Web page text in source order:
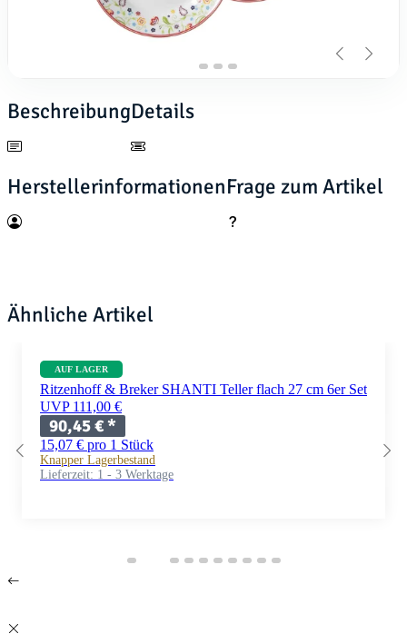
BeschreibungDetails
HerstellerinformationenFrage zum Artikel
Ähnliche Artikel
AUF LAGER
Ritzenhoff & Breker SHANTI Teller flach 27 cm 6er Set
UVP 111,00 €
90,45 €*
15,07 € pro 1 Stück
Knapper Lagerbestand
Lieferzeit: 1 - 3 Werktage